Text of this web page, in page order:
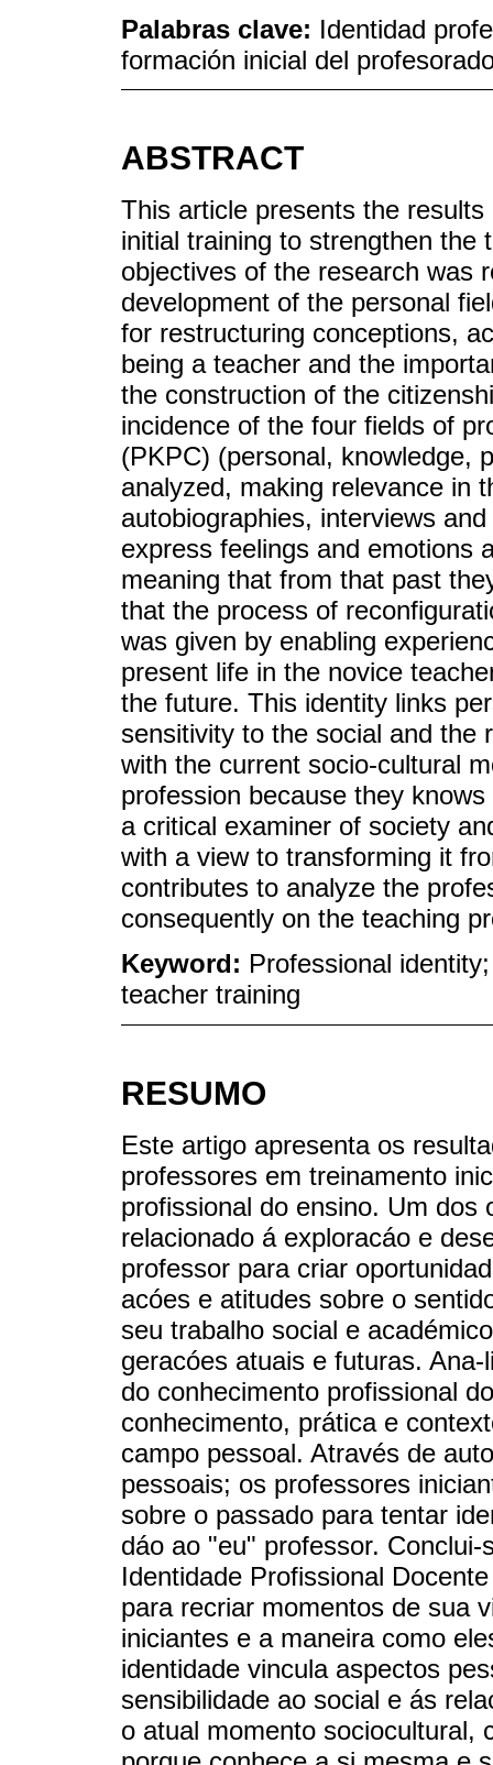
Palabras clave: Identidad
formación inicial del
ABSTRACT
This article presents the
initial training to strengthen the
objectives of the research was
development of the personal
for restructuring conceptions,
being a teacher and the
the construction of the
incidence of the four fields of
(PKPC) (personal, knowledge,
analyzed, making relevance in
autobiographies, interviews
express feelings and emotions
meaning that from that past
that the process of
was given by enabling
present life in the novice
the future. This identity links
sensitivity to the social and the
with the current socio-cultural
profession because they
a critical examiner of society
with a view to transforming it
contributes to analyze the
consequently on the teaching
Keyword: Professional
teacher training
RESUMO
Este artigo apresenta os
professores em treinamento
profissional do ensino. Um dos
relacionado á exploracáo e
professor para criar
acóes e atitudes sobre o
seu trabalho social e
geracóes atuais e futuras.
do conhecimento profissional
conhecimento, prática e
campo pessoal. Através de
pessoais; os professores
sobre o passado para tentar
dáo ao "eu" professor.
Identidade Profissional
para recriar momentos de sua
iniciantes e a maneira como
identidade vincula aspectos
sensibilidade ao social e ás
o atual momento sociocultural,